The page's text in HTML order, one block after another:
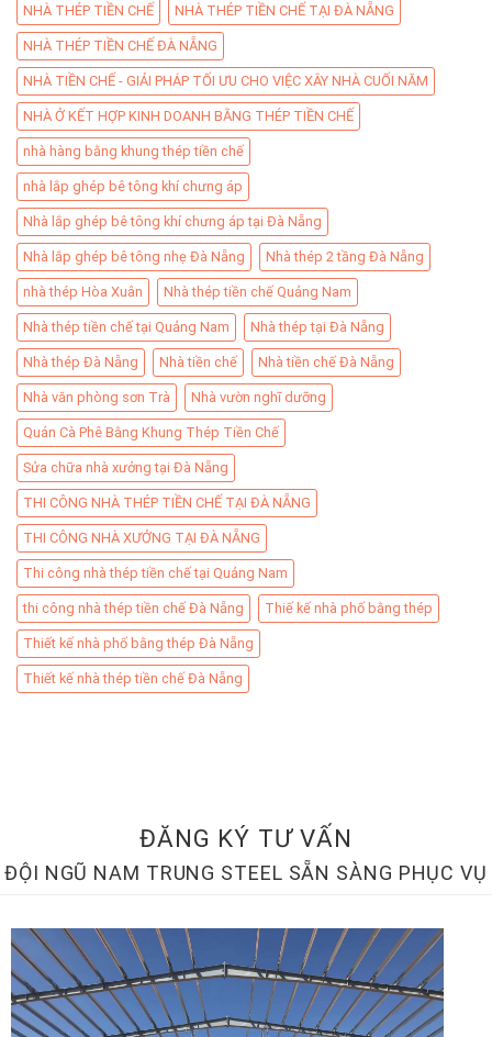
NHÀ THÉP TIỀN CHẾ NHÀ THÉP TIỀN CHẾ TẠI ĐÀ NẴNG
NHÀ THÉP TIỀN CHẾ ĐÀ NẴNG
NHÀ TIỀN CHẾ - GIẢI PHÁP TỐI ƯU CHO VIỆC XÂY NHÀ CUỐI NĂM
NHÀ Ở KẾT HỢP KINH DOANH BẰNG THÉP TIỀN CHẾ
nhà hàng bằng khung thép tiền chế
nhà lắp ghép bê tông khí chưng áp
Nhà lắp ghép bê tông khí chưng áp tại Đà Nẵng
Nhà lắp ghép bê tông nhẹ Đà Nẵng Nhà thép 2 tầng Đà Nẵng
nhà thép Hòa Xuân Nhà thép tiền chế Quảng Nam
Nhà thép tiền chế tại Quảng Nam Nhà thép tại Đà Nẵng
Nhà thép Đà Nẵng Nhà tiền chế Nhà tiền chế Đà Nẵng
Nhà văn phòng sơn Trà Nhà vườn nghĩ dưỡng
Quán Cà Phê Bằng Khung Thép Tiền Chế
Sửa chữa nhà xưởng tại Đà Nẵng
THI CÔNG NHÀ THÉP TIỀN CHẾ TẠI ĐÀ NẴNG
THI CÔNG NHÀ XƯỞNG TẠI ĐÀ NẴNG
Thi công nhà thép tiền chế tại Quảng Nam
thi công nhà thép tiền chế Đà Nẵng Thiế kế nhà phố bằng thép
Thiết kế nhà phố bằng thép Đà Nẵng
Thiết kế nhà thép tiền chế Đà Nẵng
ĐĂNG KÝ TƯ VẤN
ĐỘI NGŨ NAM TRUNG STEEL SẴN SÀNG PHỤC VỤ